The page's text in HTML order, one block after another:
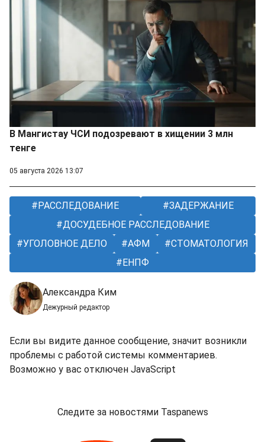
В Мангистау ЧСИ подозревают в хищении 3 млн
тенге
05 августа 2026 13:07
РАССЛЕДОВАНИЕ
ЗАДЕРЖАНИЕ
ДОСУДЕБНОЕ РАССЛЕДОВАНИЕ
УГОЛОВНОЕ ДЕЛО
АФМ
СТОМАТОЛОГИЯ
ЕНПФ
Александра Ким
Дежурный редактор
Если вы видите данное сообщение, значит возникли
проблемы с работой системы комментариев.
Возможно у вас отключен JavaScript
Следите за новостями Taspanews